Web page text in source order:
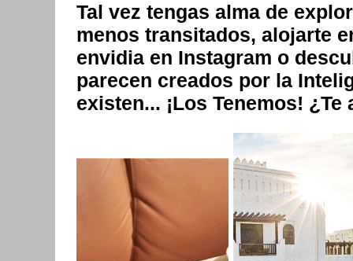
Tal vez tengas alma de
menos transitados, alojarte
envidia en Instagram o
parecen creados por la
existen... ¡Los Tenemos! ¿Te